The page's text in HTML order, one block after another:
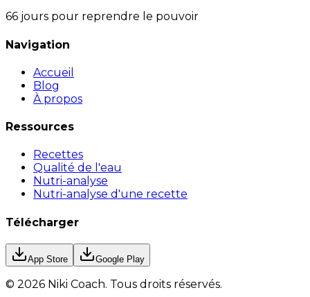
66 jours pour reprendre le pouvoir
Navigation
Accueil
Blog
À propos
Ressources
Recettes
Qualité de l'eau
Nutri-analyse
Nutri-analyse d'une recette
Télécharger
App Store Google Play
© 2026 Niki Coach. Tous droits réservés.